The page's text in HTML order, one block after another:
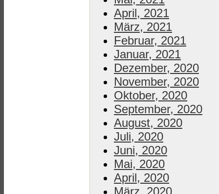
April, 2021
März, 2021
Februar, 2021
Januar, 2021
Dezember, 2020
November, 2020
Oktober, 2020
September, 2020
August, 2020
Juli, 2020
Juni, 2020
Mai, 2020
April, 2020
März, 2020